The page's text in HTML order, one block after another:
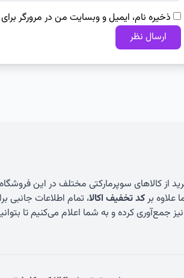
ذخیره نام، ایمیل و وبسایت من در مرورگر
از کالاهای سوپرمارکتی مختلف در این فروشگاه
علاوه برکد تخفیف اکالا، تمام اطلاعات جانبی
جمع‌آوری کرده و به شما اعلام می‌کنیم تا